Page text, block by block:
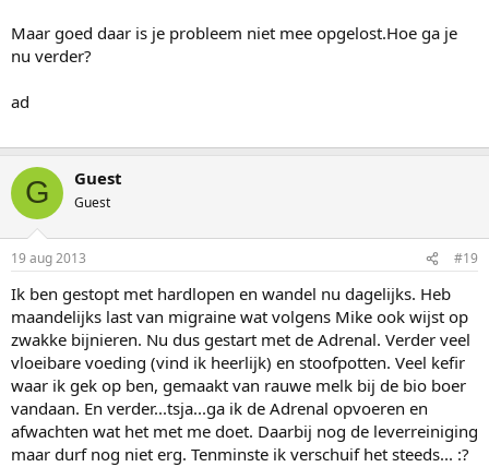
Maar goed daar is je probleem niet mee opgelost.Hoe ga je
nu verder?
ad
G Guest
Guest
19 aug 2013 #19
Ik ben gestopt met hardlopen en wandel nu dagelijks. Heb
maandelijks last van migraine wat volgens Mike ook wijst op
zwakke bijnieren. Nu dus gestart met de Adrenal. Verder veel
vloeibare voeding (vind ik heerlijk) en stoofpotten. Veel kefir
waar ik gek op ben, gemaakt van rauwe melk bij de bio boer
vandaan. En verder...tsja...ga ik de Adrenal opvoeren en
afwachten wat het met me doet. Daarbij nog de leverreiniging
maar durf nog niet erg. Tenminste ik verschuif het steeds... :?